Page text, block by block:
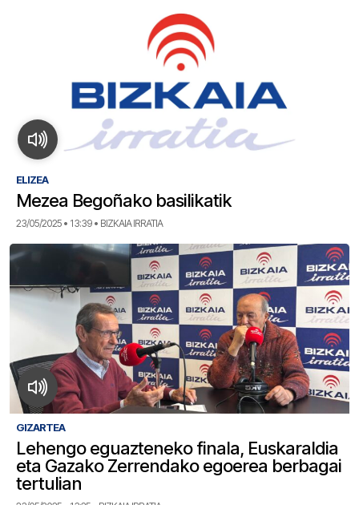
ELIZEA
Mezea Begoñako basilikatik
23/05/2025 • 13:39 • BIZKAIA IRRATIA
GIZARTEA
Lehengo eguazteneko finala, Euskaraldia
eta Gazako Zerrendako egoerea berbagai
tertulian